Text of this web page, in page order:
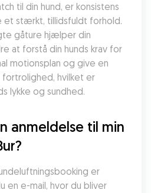
til din hund, er konsistens
et stærkt, tillidsfuldt forhold.
gåture hjælper din
at forstå din hunds krav for
motionsplan og give en
hvilket er
lykke og sundhed.
anmeldelse til min
er
en e-mail, hvor du bliver